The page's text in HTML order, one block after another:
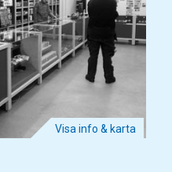
Visa info & karta